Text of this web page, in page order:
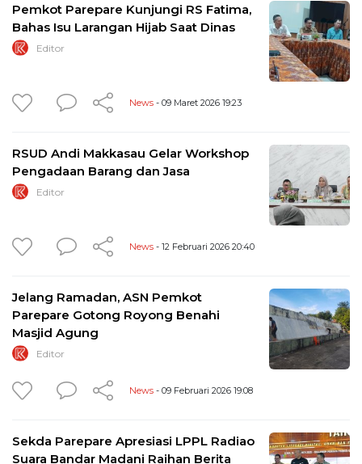
Pemkot Parepare Kunjungi RS Fatima,
Bahas Isu Larangan Hijab Saat Dinas
Editor
News - 09 Maret 2026 19:23
RSUD Andi Makkasau Gelar Workshop
Pengadaan Barang dan Jasa
Editor
News - 12 Februari 2026 20:40
Jelang Ramadan, ASN Pemkot
Parepare Gotong Royong Benahi
Masjid Agung
Editor
News - 09 Februari 2026 19:08
Sekda Parepare Apresiasi LPPL Radiao
Suara Bandar Madani Raihan Berita